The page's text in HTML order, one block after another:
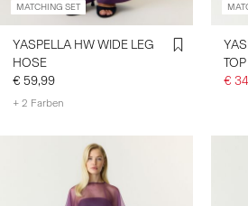
MATCHING SET
YASPELLA HW WIDE LEG
HOSE
€ 59,99
+ 2 Farben
TOP
€